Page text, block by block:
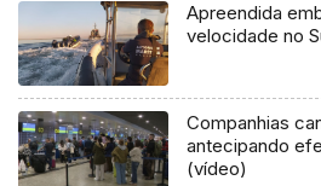
Apreendida
velocidade no
Companhias
antecipando
(vídeo)